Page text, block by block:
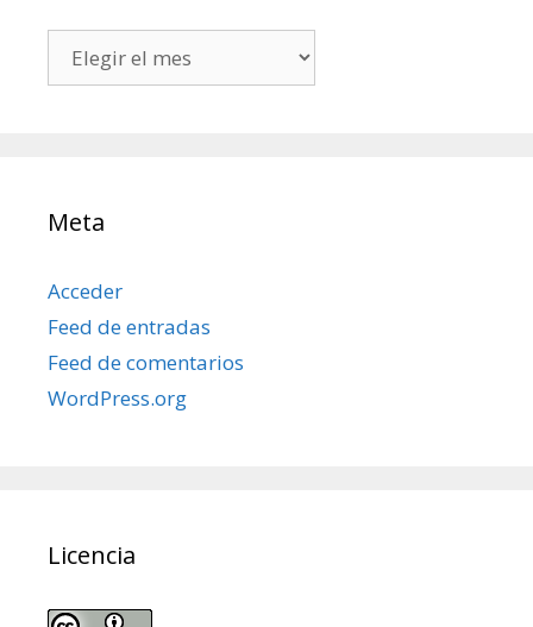
mis
Meta
Acceder
Feed de entradas
Feed de comentarios
WordPress.org
Licencia